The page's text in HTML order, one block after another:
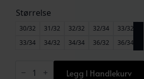
Størrelse
30/32 31/32 32/32 32/34
33/32
33/34
34/32 34/34 36/32 36/34
Pant Legg I Handlekurv